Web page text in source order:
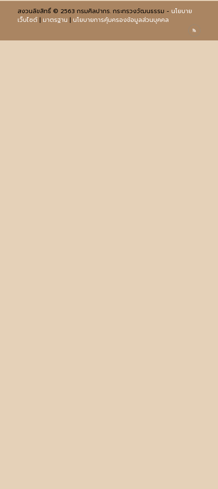
สงวนลิขสิทธิ์ © 2563 กรมศิลปากร. กระทรวงวัฒนธรรม - นโยบาย
เว็บไซต์| มาตรฐาน | นโยบายการคุ้มครองข้อมูลส่วนบุคคล